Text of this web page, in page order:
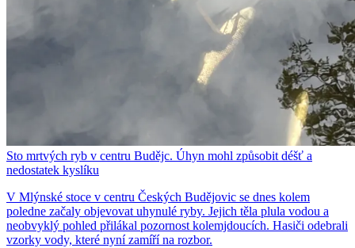
Sto mrtvých ryb v centru Budějc. Úhyn mohl způsobit déšť a
nedostatek kyslíku
V Mlýnské stoce v centru Českých Budějovic se dnes kolem
poledne začaly objevovat uhynulé ryby. Jejich těla plula vodou a
neobvyklý pohled přilákal pozornost kolemjdoucích. Hasiči odebrali
vzorky vody, které nyní zamíří na rozbor.